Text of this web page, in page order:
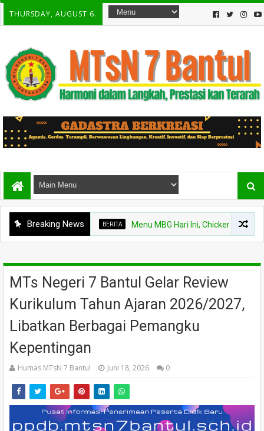
THURSDAY, AUGUST 6.
Breaking NewsBERITA Menu MBG Hari Ini, Chicken Steak dan
MTs Negeri 7 Bantul Gelar Review
Kurikulum Tahun Ajaran 2026/2027,
Libatkan Berbagai Pemangku
Kepentingan
Humas MTsN 7 Bantul Juni 18, 2026 0